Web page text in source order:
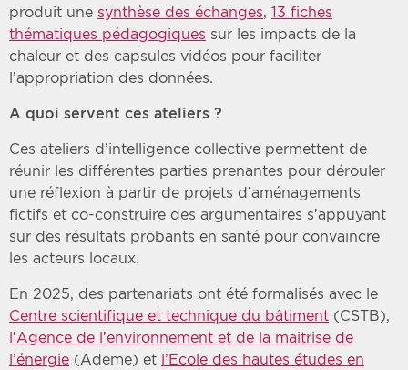
produit une synthèse des échanges, 13 fiches
thématiques pédagogiques sur les impacts de la
chaleur et des capsules vidéos pour faciliter
l’appropriation des données.
A quoi servent ces ateliers ?
Ces ateliers d’intelligence collective permettent de
réunir les différentes parties prenantes pour dérouler
une réflexion à partir de projets d’aménagements
fictifs et co-construire des argumentaires s’appuyant
sur des résultats probants en santé pour convaincre
les acteurs locaux.
En 2025, des partenariats ont été formalisés avec le
Centre scientifique et technique du bâtiment (CSTB),
l’Agence de l’environnement et de la maitrise de
l’énergie (Ademe) et l’Ecole des hautes études en